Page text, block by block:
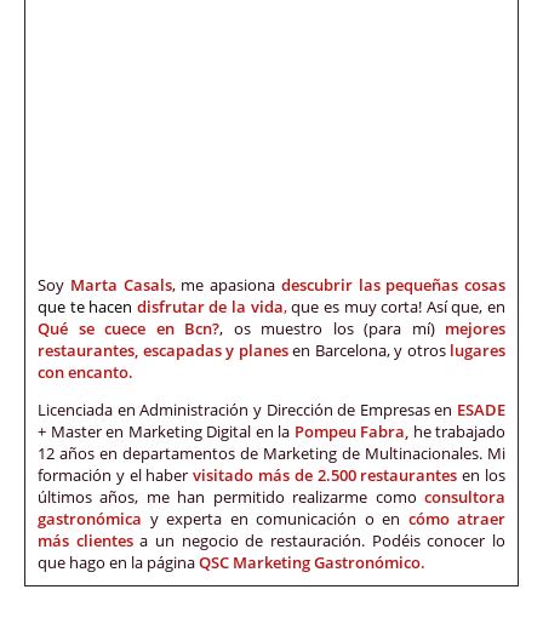
Soy Marta Casals, me apasiona descubrir las pequeñas cosas
que te hacen disfrutar de la vida,que es muy corta! Así que, en
Qué se cuece en Bcn?, os muestro los (para mí) mejores
restaurantes, escapadas y planesen Barcelona, y otros lugares
con encanto.
Licenciada en Administración y Dirección de Empresas en ESADE
+ Master en Marketing Digital en la Pompeu Fabra, he trabajado
12 años en departamentos de Marketing de Multinacionales. Mi
formación y el habervisitado más de 2.500 restaurantes en los
últimos años, me han permitido realizarme como consultora
gastronómica y experta en comunicación o en cómo atraer
más clientes a un negocio de restauración. Podéis conocer lo
que hago en la páginaQSC Marketing Gastronómico.